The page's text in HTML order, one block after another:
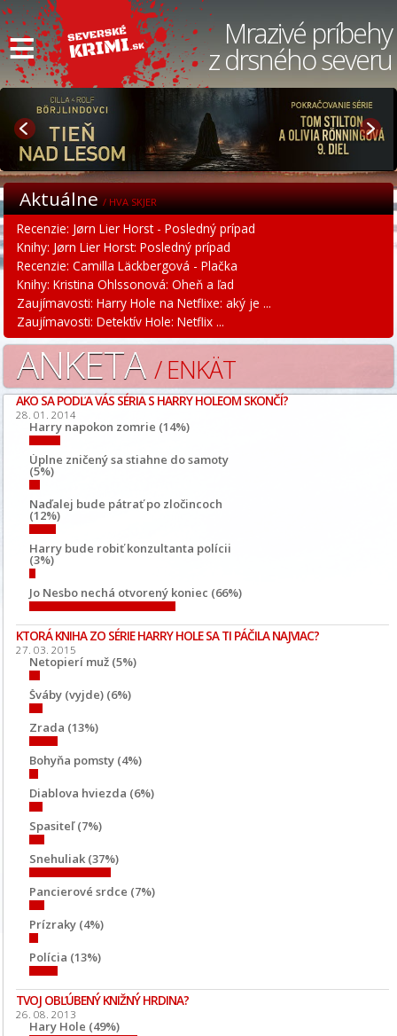
≡ Mrazivé príbehy
z drsného severu
Aktuálne/ HVA SKJER
Recenzie: Jørn Lier Horst - Posledný prípad
Knihy: Jørn Lier Horst: Posledný prípad
Recenzie: Camilla Läckbergová - Plačka
Knihy: Kristina Ohlssonová: Oheň a ľad
Zaujímavosti: Harry Hole na Netflixe: aký je ...
Zaujímavosti: Detektív Hole: Netflix ...
ANKETA/ ENKÄT
AKO SA PODĽA VÁS SÉRIA S HARRY HOLEOM SKONČÍ?
28. 01. 2014
Harry napokon zomrie (14%)
Úplne zničený sa stiahne do samoty
(5%)
Naďalej bude pátrať po zločincoch
(12%)
Harry bude robiť konzultanta polícii
(3%)
Jo Nesbo nechá otvorený koniec (66%)
KTORÁ KNIHA ZO SÉRIE HARRY HOLE SA TI PÁČILA NAJVIAC?
27. 03. 2015
Netopierí muž (5%)
Šváby (vyjde) (6%)
Zrada (13%)
Bohyňa pomsty (4%)
Diablova hviezda (6%)
Spasiteľ (7%)
Snehuliak (37%)
Pancierové srdce (7%)
Prízraky (4%)
Polícia (13%)
TVOJ OBĽÚBENÝ KNIŽNÝ HRDINA?
26. 08. 2013
Hary Hole (49%)